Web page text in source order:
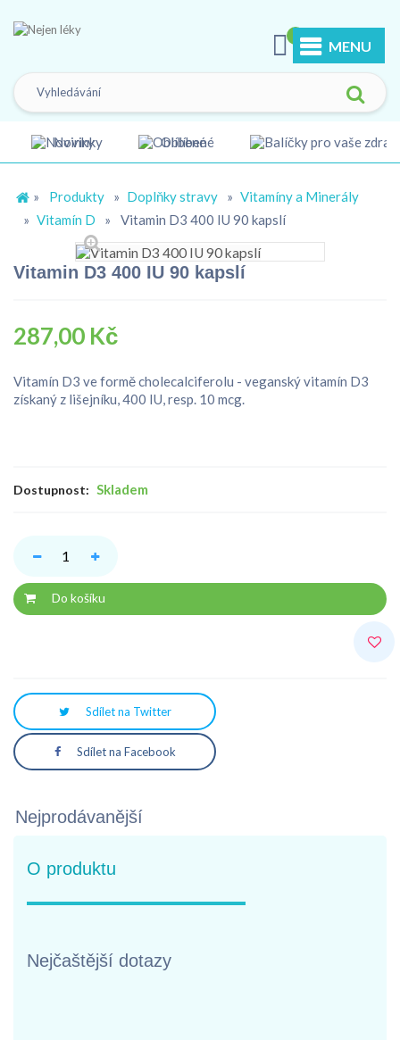
Novinky Oblíbené
MENU
» Produkty » Doplňky stravy » Vitamíny a Minerály
» Vitamín D » Vitamin D3 400 IU 90 kapslí
Vitamin D3 400 IU 90 kapslí
287,00 Kč
Vitamín D3 ve formě cholecalciferolu - veganský vitamín D3
získaný z lišejníku, 400 IU, resp. 10 mcg.
Dostupnost: Skladem
Do košíku
Sdílet na Twitter
Sdílet na Facebook
Nejprodávanější
O produktu
Nejčaštější dotazy